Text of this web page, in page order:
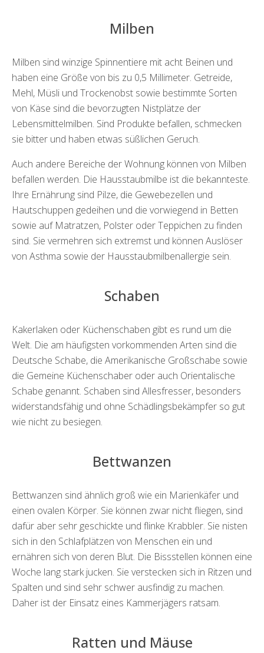
Milben
Milben sind winzige Spinnentiere mit acht Beinen und
haben eine Größe von bis zu 0,5 Millimeter. Getreide,
Mehl, Müsli und Trockenobst sowie bestimmte Sorten
von Käse sind die bevorzugten Nistplätze der
Lebensmittelmilben. Sind Produkte befallen, schmecken
sie bitter und haben etwas süßlichen Geruch.
Auch andere Bereiche der Wohnung können von Milben
befallen werden. Die Hausstaubmilbe ist die bekannteste.
Ihre Ernährung sind Pilze, die Gewebezellen und
Hautschuppen gedeihen und die vorwiegend in Betten
sowie auf Matratzen, Polster oder Teppichen zu finden
sind. Sie vermehren sich extremst und können Auslöser
von Asthma sowie der Hausstaubmilbenallergie sein.
Schaben
Kakerlaken oder Küchenschaben gibt es rund um die
Welt. Die am häufigsten vorkommenden Arten sind die
Deutsche Schabe, die Amerikanische Großschabe sowie
die Gemeine Küchenschaber oder auch Orientalische
Schabe genannt. Schaben sind Allesfresser, besonders
widerstandsfähig und ohne Schädlingsbekämpfer so gut
wie nicht zu besiegen.
Bettwanzen
Bettwanzen sind ähnlich groß wie ein Marienkäfer und
einen ovalen Körper. Sie können zwar nicht fliegen, sind
dafür aber sehr geschickte und flinke Krabbler. Sie nisten
sich in den Schlafplätzen von Menschen ein und
ernähren sich von deren Blut. Die Bissstellen können eine
Woche lang stark jucken. Sie verstecken sich in Ritzen und
Spalten und sind sehr schwer ausfindig zu machen.
Daher ist der Einsatz eines Kammerjägers ratsam.
Ratten und Mäuse